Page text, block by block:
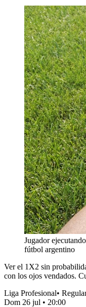
Jugador
fútbol argentino
Ver el 1X2 sin
con los ojos vendados.
Liga Profesional•
Dom 26 jul • 20:00